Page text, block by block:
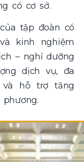
có cơ sở.
tập đoàn có
kinh nghiệm
– nghỉ dưỡng
dịch vụ, đa
hỗ trợ tăng